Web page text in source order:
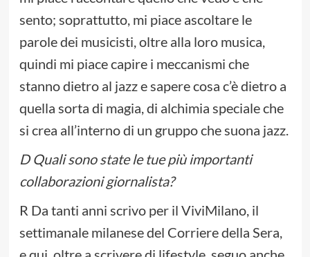
sento; soprattutto, mi piace ascoltare le
parole dei musicisti, oltre alla loro musica,
quindi mi piace capire i meccanismi che
stanno dietro al jazz e sapere cosa c’è dietro a
quella sorta di magia, di alchimia speciale che
si crea all’interno di un gruppo che suona jazz.
D Quali sono state le tue più importanti
collaborazioni giornalista?
R Da tanti anni scrivo per il ViviMilano, il
settimanale milanese del Corriere della Sera,